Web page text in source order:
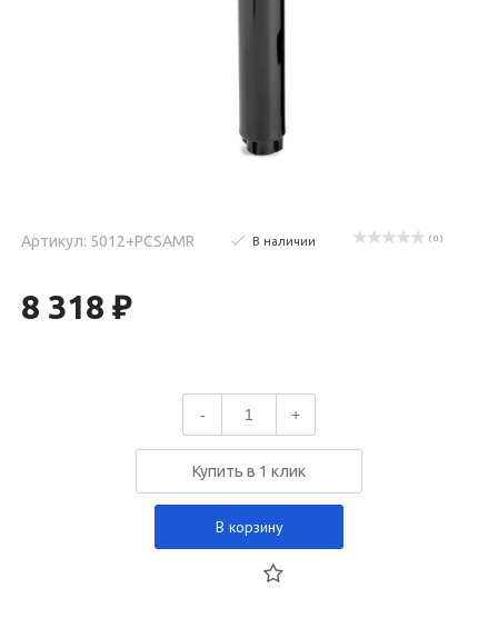
Артикул: 5012+PCSAMR В наличии ( 0 )
8 318 ₽
- +
Купить в 1 клик
В корзину